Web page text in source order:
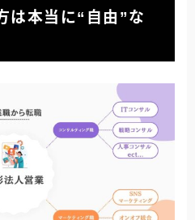
は本当に“自由”な